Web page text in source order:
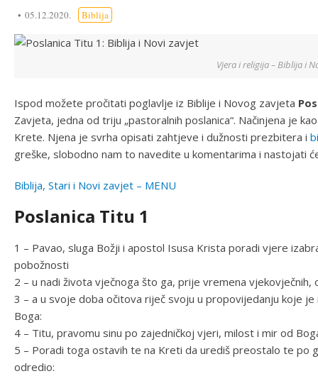
05.12.2020. Biblija
Vjera i religija – Biblija i
Ispod možete pročitati poglavlje iz Biblije i Novog zavjeta
Zavjeta, jedna od triju „pastoralnih poslanica“. Načinjena je
Krete. Njena je svrha opisati zahtjeve i dužnosti prezbitera i
greške, slobodno nam to navedite u komentarima i nastojati
Biblija, Stari i Novi zavjet – MENU
Poslanica Titu 1
1 – Pavao, sluga Božji i apostol Isusa Krista poradi vjere
pobožnosti
2 – u nadi života vječnoga što ga, prije vremena vjekovječnih,
3 – a u svoje doba očitova riječ svoju u propovijedanju koje
Boga:
4 – Titu, pravomu sinu po zajedničkoj vjeri, milost i mir od
5 – Poradi toga ostavih te na Kreti da urediš preostalo te po
odredio: